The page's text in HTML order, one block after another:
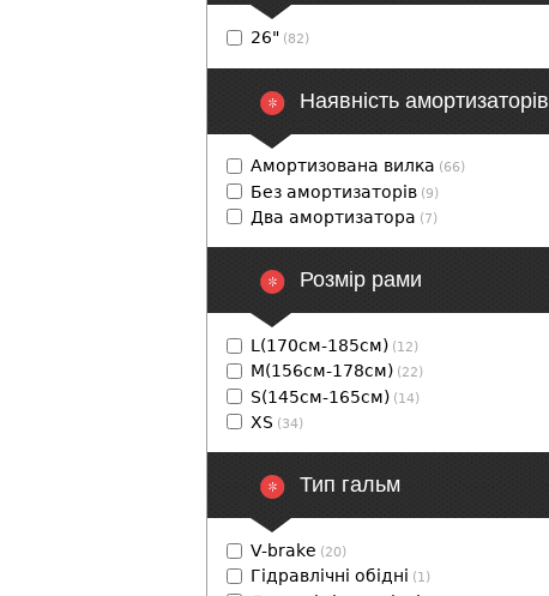
26" (82)
Наявність амортизаторів
Амортизована вилка (66)
Без амортизаторів (9)
Два амортизатора (7)
Розмір рами
L(170см-185см) (12)
M(156см-178см) (22)
S(145см-165см) (14)
XS (34)
Тип гальм
V-brake (20)
Гідравлічні обідні (1)